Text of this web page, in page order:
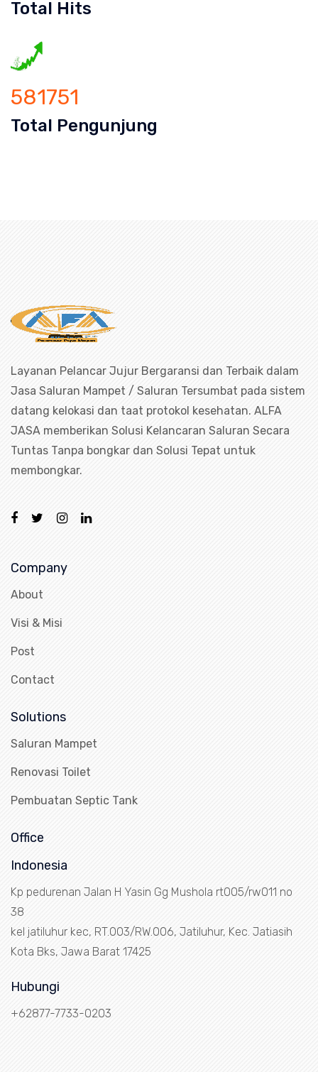
Total Hits
581751
Total Pengunjung
Layanan Pelancar Jujur Bergaransi dan Terbaik dalam
Jasa Saluran Mampet / Saluran Tersumbat pada sistem
datang kelokasi dan taat protokol kesehatan. ALFA
JASA memberikan Solusi Kelancaran Saluran Secara
Tuntas Tanpa bongkar dan Solusi Tepat untuk
membongkar.
Company
About
Visi & Misi
Post
Contact
Solutions
Saluran Mampet
Renovasi Toilet
Pembuatan Septic Tank
Office
Indonesia
Kp pedurenan Jalan H Yasin Gg Mushola rt005/rw011 no
38
kel jatiluhur kec, RT.003/RW.006, Jatiluhur, Kec. Jatiasih
Kota Bks, Jawa Barat 17425
Hubungi
+62877-7733-0203